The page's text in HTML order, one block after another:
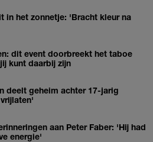
in het zonnetje: 'Bracht kleur na
dit event doorbreekt het taboe
kunt daarbij zijn
deelt geheim achter 17-jarig
aan Peter Faber: 'Hij had
energie'